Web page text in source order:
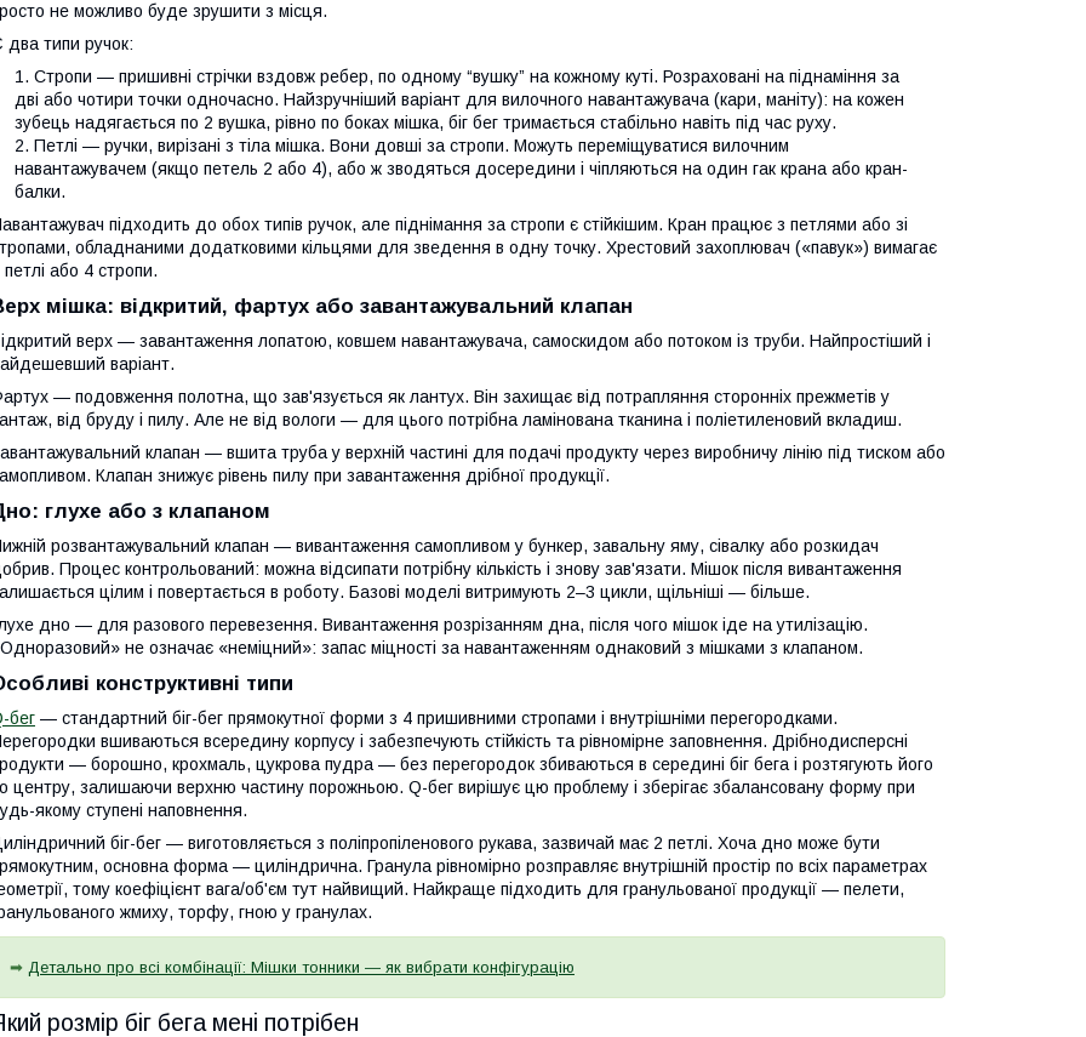
не можливо буде зрушити з місця.
два типи ручок:
Стропи — пришивні стрічки вздовж ребер, по одному “вушку” на кожному куті. Розраховані на піднаміння за
дві або чотири точки одночасно. Найзручніший варіант для вилочного навантажувача (кари, маніту): на кожен
зубець надягається по 2 вушка, рівно по боках мішка, біг бег тримається стабільно навіть під час руху.
Петлі — ручки, вирізані з тіла мішка. Вони довші за стропи. Можуть переміщуватися вилочним
навантажувачем (якщо петель 2 або 4), або ж зводяться досередини і чіпляються на один гак крана або кран-
балки.
підходить до обох типів ручок, але піднімання за стропи є стійкішим. Кран працює з петлями або зі
обладнаними додатковими кільцями для зведення в одну точку. Хрестовий захоплювач («павук») вимагає
петлі або 4 стропи.
мішка: відкритий, фартух або завантажувальний клапан
верх — завантаження лопатою, ковшем навантажувача, самоскидом або потоком із труби. Найпростіший і
варіант.
— подовження полотна, що зав'язується як лантух. Він захищає від потрапляння сторонніх прежметів у
від бруду і пилу. Але не від вологи — для цього потрібна ламінована тканина і поліетиленовий вкладиш.
клапан — вшита труба у верхній частині для подачі продукту через виробничу лінію під тиском або
Клапан знижує рівень пилу при завантаження дрібної продукції.
глухе або з клапаном
розвантажувальний клапан — вивантаження самопливом у бункер, завальну яму, сівалку або розкидач
Процес контрольований: можна відсипати потрібну кількість і знову зав'язати. Мішок після вивантаження
цілим і повертається в роботу. Базові моделі витримують 2–3 цикли, щільніші — більше.
дно — для разового перевезення. Вивантаження розрізанням дна, після чого мішок іде на утилізацію.
не означає «неміцний»: запас міцності за навантаженням однаковий з мішками з клапаном.
конструктивні типи
бег — стандартний біг-бег прямокутної форми з 4 пришивними стропами і внутрішніми перегородками.
вшиваються всередину корпусу і забезпечують стійкість та рівномірне заповнення. Дрібнодисперсні
— борошно, крохмаль, цукрова пудра — без перегородок збиваються в середині біг бега і розтягують його
центру, залишаючи верхню частину порожньою. Q-бег вирішує цю проблему і зберігає збалансовану форму при
якому ступені наповнення.
біг-бег — виготовляється з поліпропіленового рукава, зазвичай має 2 петлі. Хоча дно може бути
основна форма — циліндрична. Гранула рівномірно розправляє внутрішній простір по всіх параметрах
тому коефіцієнт вага/об'єм тут найвищий. Найкраще підходить для гранульованої продукції — пелети,
жмиху, торфу, гною у гранулах.
➡ Детально про всі комбінації: Мішки тонники — як вибрати конфігурацію
розмір біг бега мені потрібен